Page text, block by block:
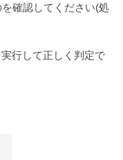
確認してください(処
行して正しく判定で